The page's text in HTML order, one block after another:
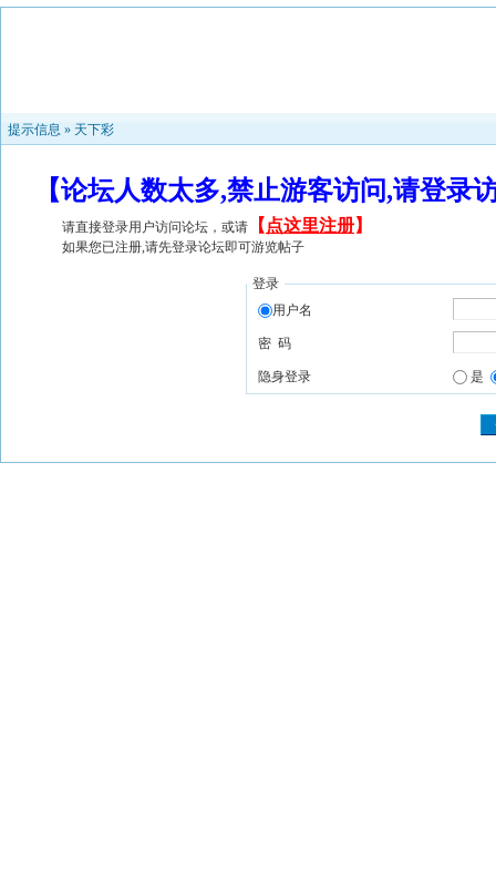
提示信息 » 天下彩
【论坛人数太多,禁止游客访问,请登
请直接登录用户访问论坛，或请 【 点这里注册】
如果您已注册,请先登录论坛即可游览帖子
登录
用户名
密 码
隐身登录 是